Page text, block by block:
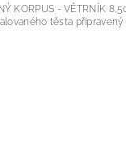
KORPUS - VĚTRNÍK
těsta připravený